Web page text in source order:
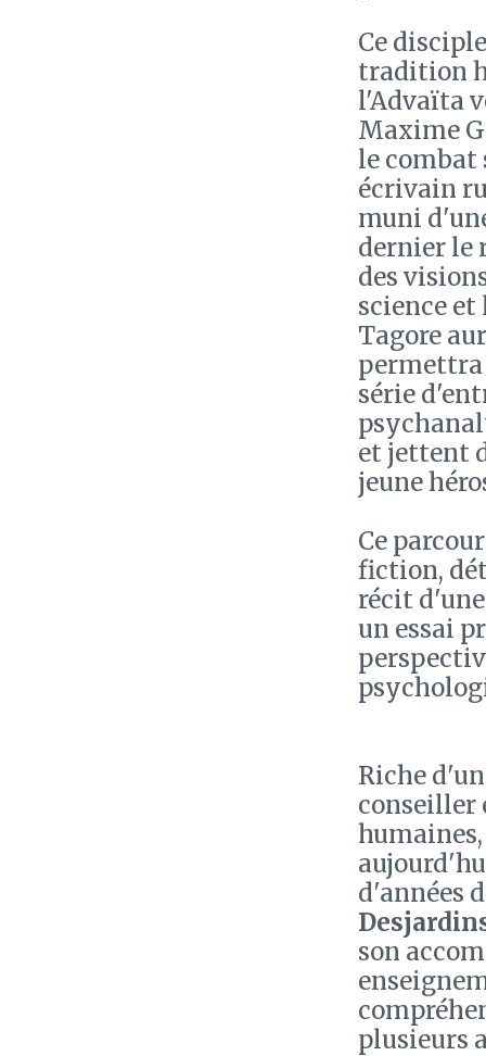
Ce
tradition
l'Advaïta
Maxime
le combat
écrivain
muni
dernier le
des
science
Tagore
permettra
série
et jettent
jeune
Ce
fiction,
récit
un essai
Riche
conseiller
d'années
son
plusieurs